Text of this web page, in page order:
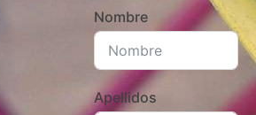
Nombre
Apellidos